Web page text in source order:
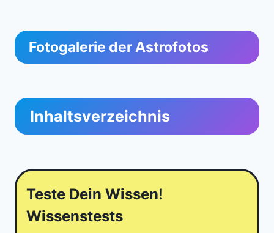
Fotogalerie der Astrofotos
Inhaltsverzeichnis
Teste Dein Wissen!
Wissenstests